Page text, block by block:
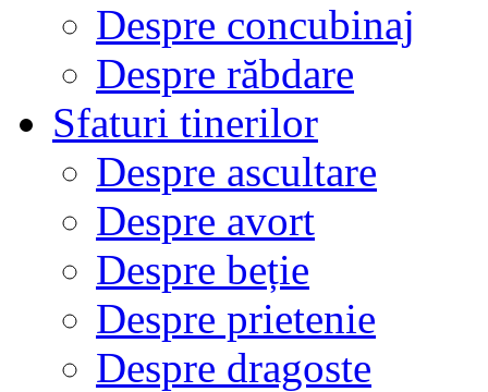
Despre concubinaj
Despre răbdare
Sfaturi tinerilor
Despre ascultare
Despre avort
Despre beție
Despre prietenie
Despre dragoste